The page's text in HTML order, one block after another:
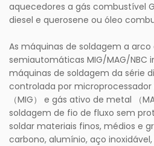
aquecedores a gás combustível
diesel e querosene ou óleo
As máquinas de soldagem a
semiautomáticas MIG/MAG/NBC
máquinas de soldagem da série
controlada por
（MIG） e gás ativo de metal （
soldagem de fio de fluxo sem
soldar materiais finos, médios e
carbono, alumínio, aço